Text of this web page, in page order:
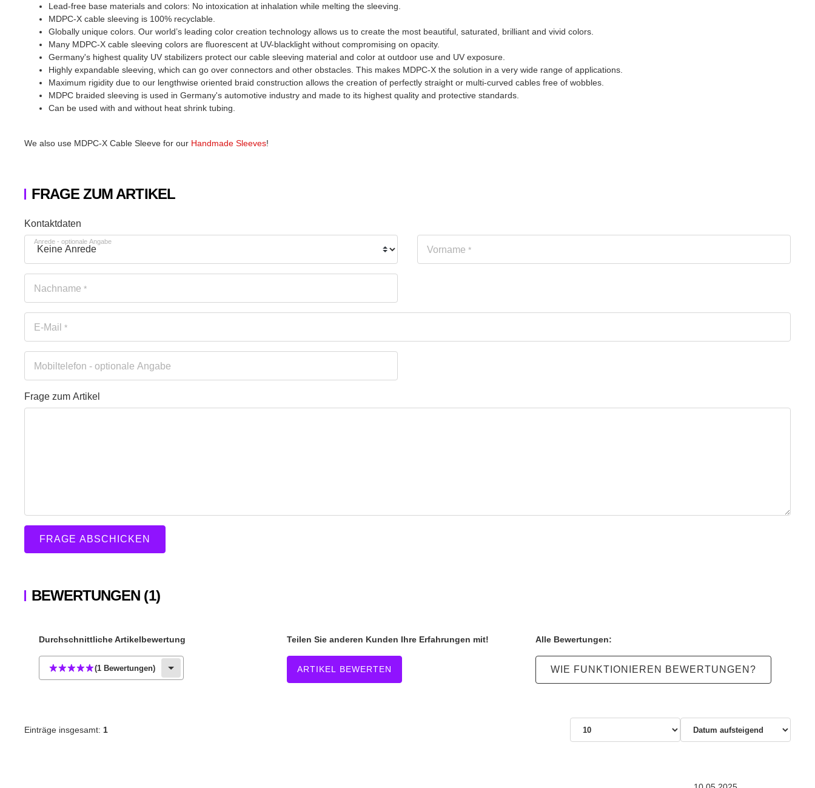
Lead-free base materials and colors: No intoxication at inhalation while melting the sleeving.
MDPC-X cable sleeving is 100% recyclable.
Globally unique colors. Our world’s leading color creation technology allows us to create the most beautiful, saturated, brilliant and vivid colors.
Many MDPC-X cable sleeving colors are fluorescent at UV-blacklight without compromising on opacity.
Germany's highest quality UV stabilizers protect our cable sleeving material and color at outdoor use and UV exposure.
Highly expandable sleeving, which can go over connectors and other obstacles. This makes MDPC-X the solution in a very wide range of applications.
Maximum rigidity due to our lengthwise oriented braid construction allows the creation of perfectly straight or multi-curved cables free of wobbles.
MDPC braided sleeving is used in Germany's automotive industry and made to its highest quality and protective standards.
Can be used with and without heat shrink tubing.
We also use MDPC-X Cable Sleeve for our Handmade Sleeves!
FRAGE ZUM ARTIKEL
Honeypot
Kontaktdaten
Anrede - optionale Angabe
Vorname *
Nachname *
E-Mail *
Mobiltelefon - optionale Angabe
Frage zum Artikel
FRAGE ABSCHICKEN
BEWERTUNGEN (1)
Durchschnittliche Artikelbewertung
(1 Bewertungen)
Teilen Sie anderen Kunden Ihre Erfahrungen mit!
ARTIKEL BEWERTEN
Alle Bewertungen:
WIE FUNKTIONIEREN BEWERTUNGEN?
Einträge insgesamt: 1